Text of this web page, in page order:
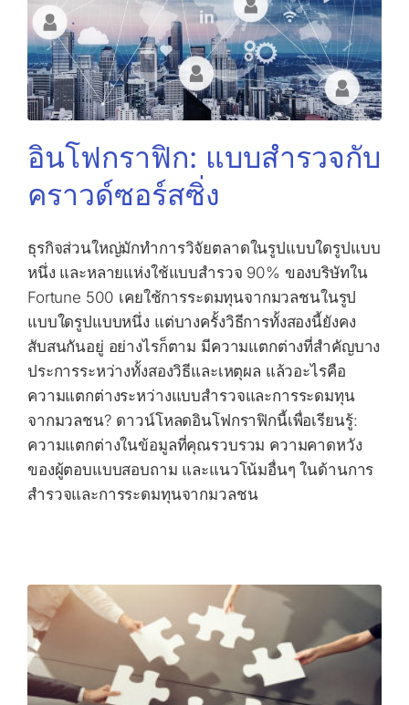
อินโฟกราฟิก: แบบสำรวจกับ
คราวด์ซอร์สซิ่ง
ธุรกิจส่วนใหญ่มักทำการวิจัยตลาดในรูปแบบใดรูปแบบ
หนึ่ง และหลายแห่งใช้แบบสำรวจ 90% ของบริษัทใน
Fortune 500 เคยใช้การระดมทุนจากมวลชนในรูป
แบบใดรูปแบบหนึ่ง แต่บางครั้งวิธีการทั้งสองนี้ยังคง
สับสนกันอยู่ อย่างไรก็ตาม มีความแตกต่างที่สำคัญบาง
ประการระหว่างทั้งสองวิธีและเหตุผล แล้วอะไรคือ
ความแตกต่างระหว่างแบบสำรวจและการระดมทุน
จากมวลชน? ดาวน์โหลดอินโฟกราฟิกนี้เพื่อเรียนรู้:
ความแตกต่างในข้อมูลที่คุณรวบรวม ความคาดหวัง
ของผู้ตอบแบบสอบถาม และแนวโน้มอื่นๆ ในด้านการ
สำรวจและการระดมทุนจากมวลชน